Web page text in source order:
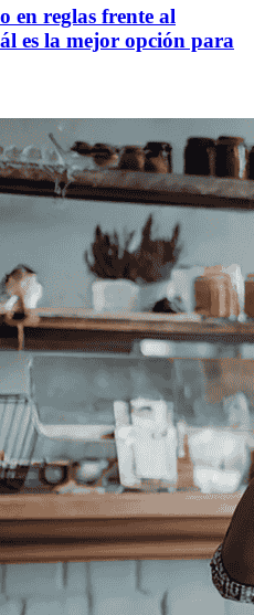
en reglas frente al
es la mejor opción para